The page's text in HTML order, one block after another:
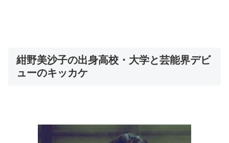
紺野美沙子の出身高校・大学と芸能界デビ
ューのキッカケ